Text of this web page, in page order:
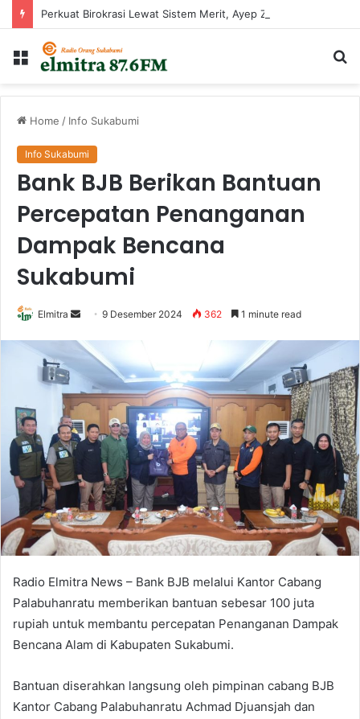
Menu
Home / Info Sukabumi
Info Sukabumi
Bank BJB Berikan Bantuan
Percepatan Penanganan
Dampak Bencana
Sukabumi
Elmitra
Send
email
9 Desember 2024 362 1 minute read
Radio Elmitra News – Bank BJB melalui Kantor Cabang
Palabuhanratu memberikan bantuan sebesar 100 juta
rupiah untuk membantu percepatan Penanganan Dampak
Bencana Alam di Kabupaten Sukabumi.
Bantuan diserahkan langsung oleh pimpinan cabang BJB
Kantor Cabang Palabuhanratu Achmad Djuansjah dan